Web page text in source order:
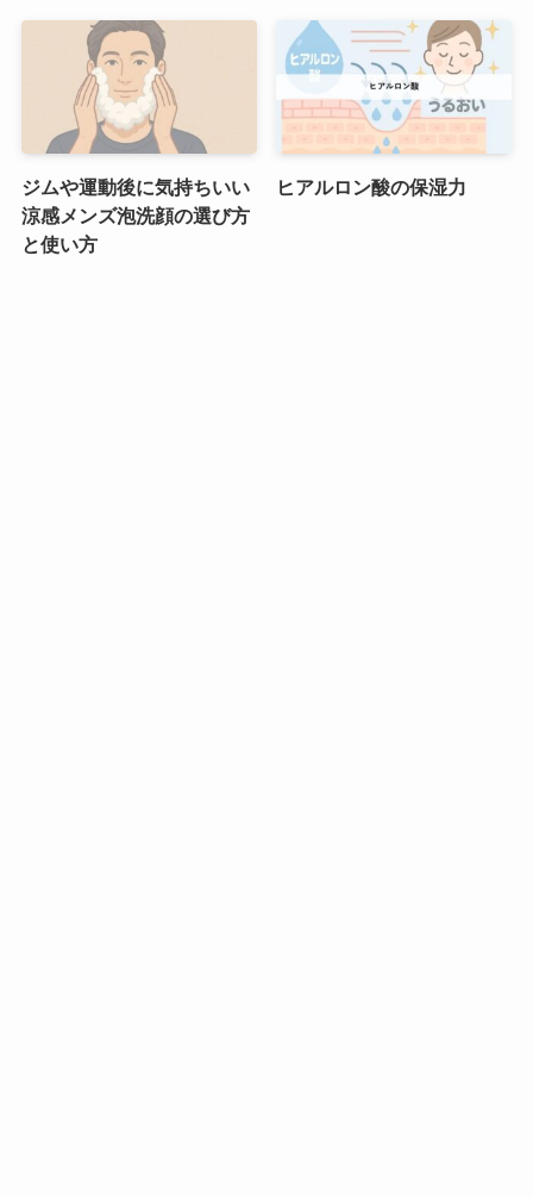
ジムや運動後に気持ちいい
涼感メンズ泡洗顔の選び方
と使い方
ヒアルロン酸の保湿力